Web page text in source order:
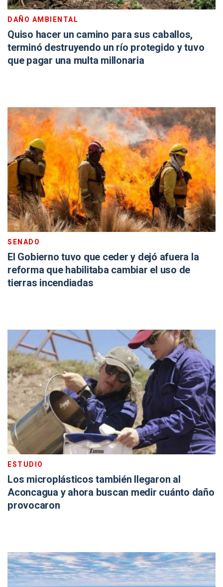
DAÑO AMBIENTAL
Quiso hacer un camino para sus caballos,
terminó destruyendo un río protegido y tuvo
que pagar una multa millonaria
SENADO
El Gobierno tuvo que ceder y dejó afuera la
reforma que habilitaba cambiar el uso de
tierras incendiadas
ESTUDIO
Los microplásticos también llegaron al
Aconcagua y ahora buscan medir cuánto daño
provocaron